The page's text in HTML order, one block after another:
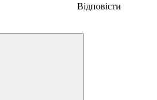
Відповісти